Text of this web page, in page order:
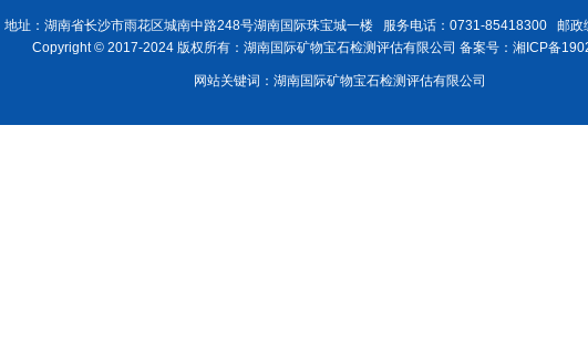
地址：湖南省长沙市雨花区城南中路248号湖南国际珠宝城一楼 服务电话：0731-85418300 邮政
Copyright © 2017-2024 版权所有：湖南国际矿物宝石检测评估有限公司 备案号：湘ICP备
网站关键词：湖南国际矿物宝石检测评估有限公司